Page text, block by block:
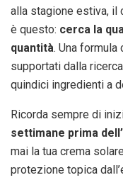
alla stagione estiva, il
è questo: cerca la
quantità. Una
supportati dalla
quindici ingredienti a
Ricorda sempre di
settimane prima
mai la tua crema
protezione topica